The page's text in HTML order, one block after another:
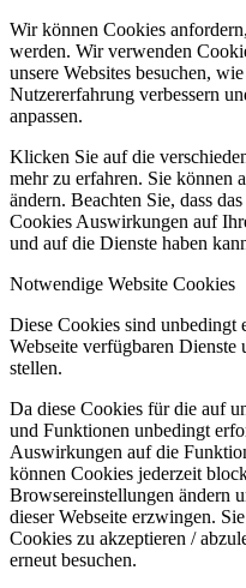
Wir können Cookies
werden. Wir verwenden
unsere Websites besuchen,
Nutzererfahrung verbessern
anpassen.
Klicken Sie auf die
mehr zu erfahren. Sie können
ändern. Beachten Sie, dass
Cookies Auswirkungen auf
und auf die Dienste haben
Notwendige Website Cookies
Diese Cookies sind unbedingt
Webseite verfügbaren
stellen.
Da diese Cookies für die auf
und Funktionen unbedingt
Auswirkungen auf die
können Cookies jederzeit
Browsereinstellungen ändern
dieser Webseite erzwingen.
Cookies zu akzeptieren /
erneut besuchen.